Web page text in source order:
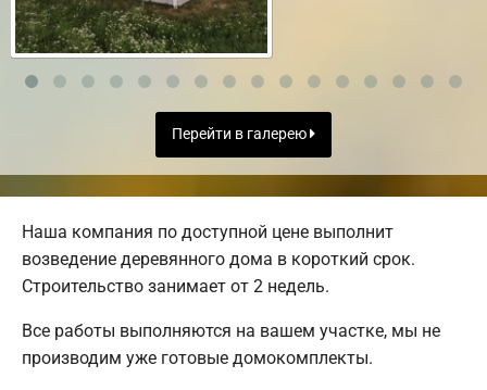
Перейти в галерею
Наша компания по доступной цене выполнит
возведение деревянного дома в короткий срок.
Строительство занимает от 2 недель.
Все работы выполняются на вашем участке, мы не
производим уже готовые домокомплекты.